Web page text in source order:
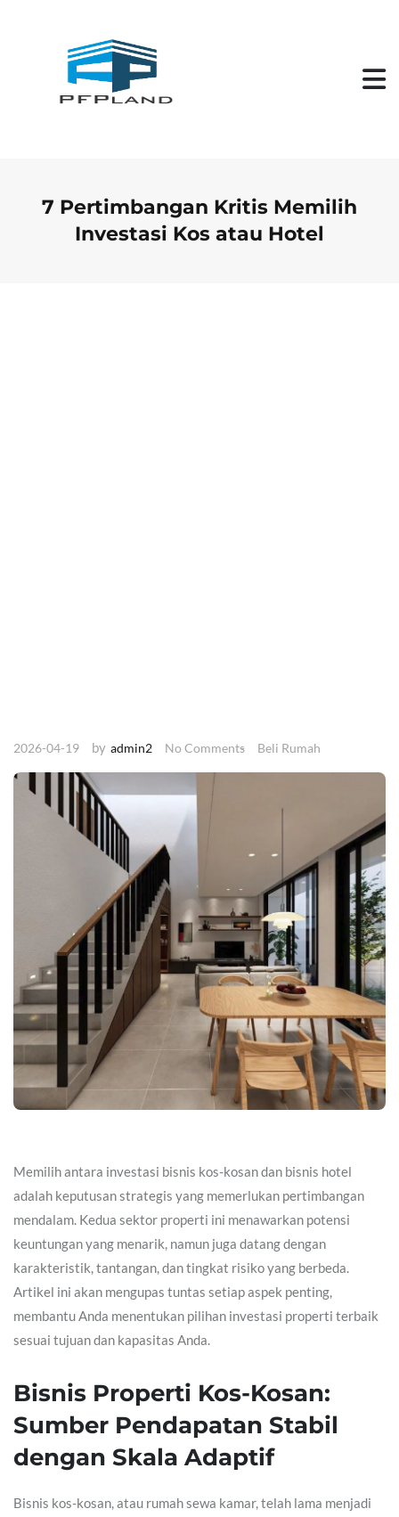
7 Pertimbangan Kritis Memilih
Investasi Kos atau Hotel
2026-04-19 by admin2 No Comments Beli Rumah
Memilih antara investasi bisnis kos-kosan dan bisnis hotel
adalah keputusan strategis yang memerlukan pertimbangan
mendalam. Kedua sektor properti ini menawarkan potensi
keuntungan yang menarik, namun juga datang dengan
karakteristik, tantangan, dan tingkat risiko yang berbeda.
Artikel ini akan mengupas tuntas setiap aspek penting,
membantu Anda menentukan pilihan investasi properti terbaik
sesuai tujuan dan kapasitas Anda.
Bisnis Properti Kos-Kosan:
Sumber Pendapatan Stabil
dengan Skala Adaptif
Bisnis kos-kosan, atau rumah sewa kamar, telah lama menjadi